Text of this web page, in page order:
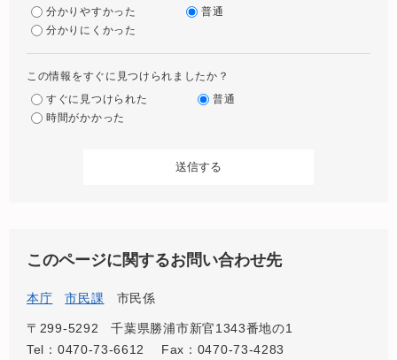
分かりやすかった
普通
分かりにくかった
この情報をすぐに見つけられましたか？
すぐに見つけられた
普通
時間がかかった
このページに関するお問い合わせ先
本庁 市民課 市民係
〒299-5292
千葉県勝浦市新官1343番地の1
Tel：0470-73-6612
Fax：0470-73-4283